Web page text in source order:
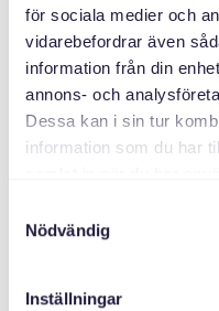
för sociala medier och
vidarebefordrar även
information från din
annons- och
Dessa kan i sin tur
information som du har
Nödvändig
Inställningar